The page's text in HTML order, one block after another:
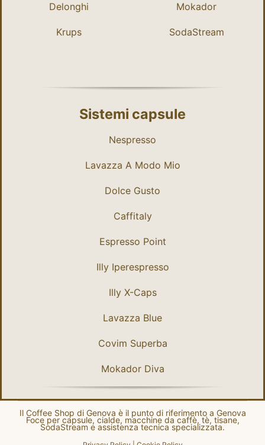
Delonghi
Krups
Mokador
SodaStream
Sistemi capsule
Nespresso
Lavazza A Modo Mio
Dolce Gusto
Caffitaly
Espresso Point
Illy Iperespresso
Illy X-Caps
Lavazza Blue
Covim Superba
Mokador Diva
Il Coffee Shop di Genova è il punto di riferimento a Genova
Foce per capsule, cialde, macchine da caffè, tè, tisane,
SodaStream e assistenza tecnica specializzata.